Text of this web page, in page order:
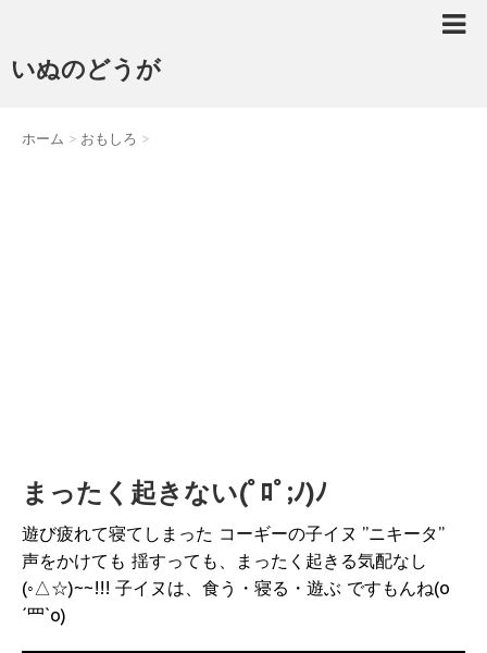
いぬのどうが
ホーム > おもしろ >
まったく起きない(ﾟﾛﾟ;ﾉ)ﾉ
遊び疲れて寝てしまった コーギーの子イヌ ”ニキータ”
声をかけても 揺すっても、まったく起きる気配なし
(◦△☆)~~!!! 子イヌは、食う・寝る・遊ぶ ですもんね(o
´罒`o)